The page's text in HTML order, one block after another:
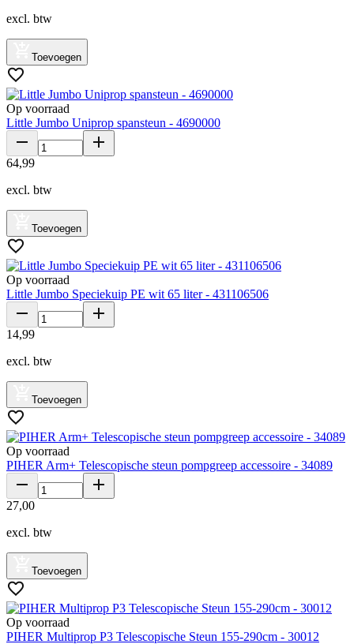
excl. btw
Toevoegen
Op voorraad
Little Jumbo Uniprop spansteun - 4690000
64,99
excl. btw
Toevoegen
Op voorraad
Little Jumbo Speciekuip PE wit 65 liter - 431106506
14,99
excl. btw
Toevoegen
Op voorraad
PIHER Arm+ Telescopische steun pompgreep accessoire - 34089
27,00
excl. btw
Toevoegen
Op voorraad
PIHER Multiprop P3 Telescopische Steun 155-290cm - 30012